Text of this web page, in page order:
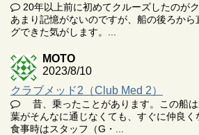
20年以上前に初めてクルーズしたのが
あまり記憶がないのですが、船の後ろか
グできた気がします。...
MOTO
2023/8/10
クラブメッド2（Club Med 2）
昔、乗ったことがあります。この船
葉がそんなに通じなくても、すぐに仲良く
食事時はスタッフ（G・...